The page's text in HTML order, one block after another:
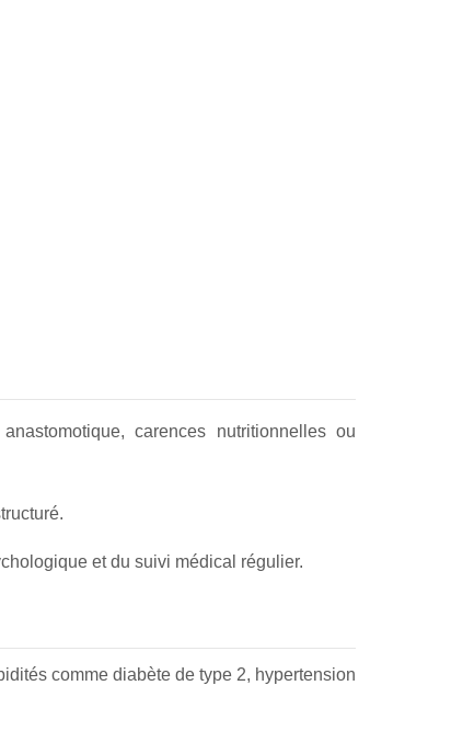
carences nutritionnelles ou
et du suivi médical régulier.
comme diabète de type 2, hypertension